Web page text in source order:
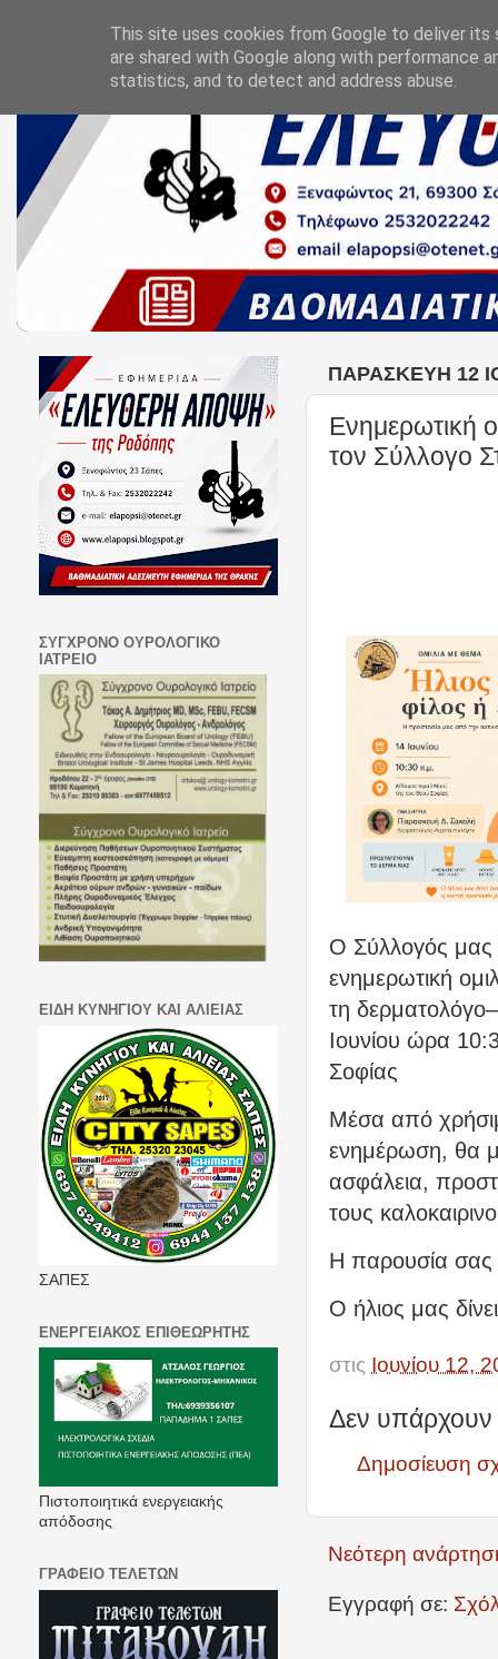
ΠΑΡΑΣΚΕΥΉ 12
Ενημερωτική
τον Σύλλογο
Ο Σύλλογός μας
ενημερωτική
τη
Ιουνίου ώρα
Σοφίας
Μέσα από
ενημέρωση, θα
ασφάλεια,
τους
Η παρουσία σας
Ο ήλιος μας
στις Ιουνίου 12,
Δεν υπάρχουν
Δημοσίευση
Νεότερη
Εγγραφή σε:
ΣΥΓΧΡΟΝΟ ΟΥΡΟΛΟΓΙΚΟ
ΙΑΤΡΕΙΟ
ΕΙΔΗ ΚΥΝΗΓΙΟΥ ΚΑΙ ΑΛΙΕΙΑΣ
ΣΑΠΕΣ
ΕΝΕΡΓΕΙΑΚΟΣ ΕΠΙΘΕΩΡΗΤΗΣ
Πιστοποιητικά ενεργειακής
απόδοσης
ΓΡΑΦΕΙΟ ΤΕΛΕΤΩΝ
This site uses cookies from Google to deliver its
are shared with Google along with performance
statistics, and to detect and address abuse.